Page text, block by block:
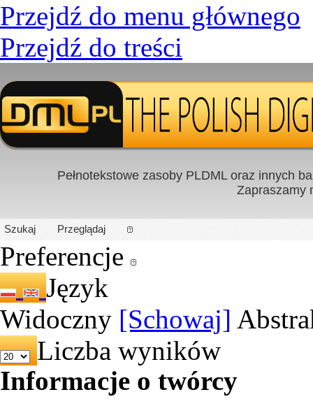
Przejdź do menu głównego
Przejdź do treści
PL|EN
Pełnotekstowe zasoby PLDML oraz innych
Zapraszamy
Szukaj Przeglądaj
Preferencje
Język
Widoczny [Schowaj]
Liczba wyników
Informacje o twórcy